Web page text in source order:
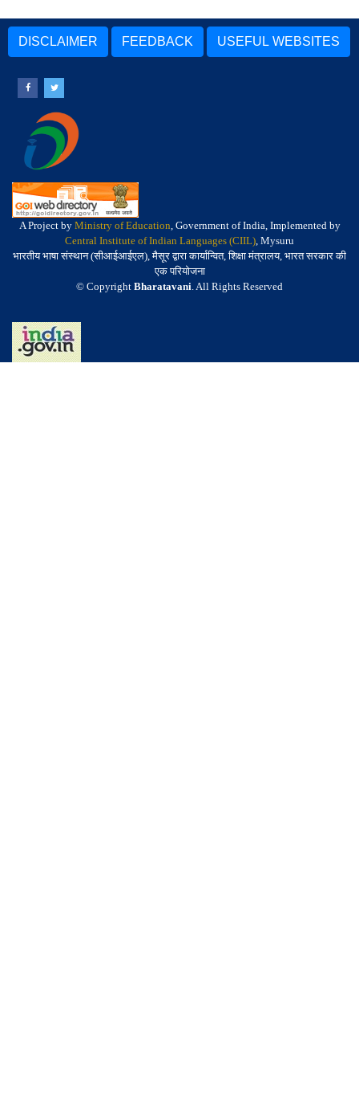
DISCLAIMER FEEDBACK USEFUL WEBSITES
A Project by Ministry of Education, Government of India, Implemented by
Central Institute of Indian Languages (CIIL), Mysuru
भारतीय भाषा संस्थान (सीआईआईएल), मैसूर द्वारा कार्यान्वित, शिक्षा मंत्रालय, भारत सरकार की
एक परियोजना
© Copyright Bharatavani. All Rights Reserved